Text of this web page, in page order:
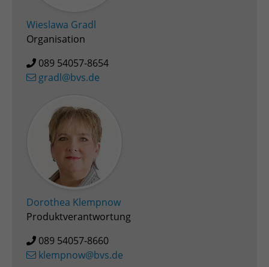
Wieslawa Gradl
Organisation
089 54057-8654
gradl@bvs.de
Dorothea Klempnow
Produktverantwortung
089 54057-8660
klempnow@bvs.de